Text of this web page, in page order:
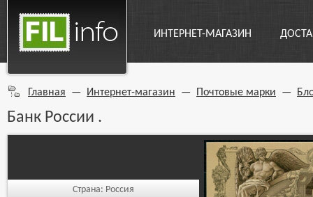
ИНТЕРНЕТ-МАГАЗИН
Главная — Интернет-магазин — Почтовые марки —
Банк России .
Страна: Россия